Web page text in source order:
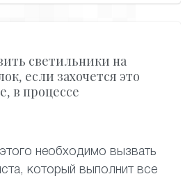
светильники на
если захочется это
в процессе
необходимо вызвать
который выполнит все